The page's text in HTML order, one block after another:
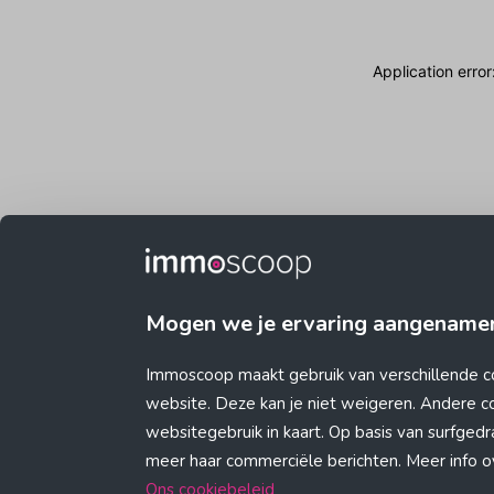
Mogen we je ervaring
Immoscoop maakt gebruik van verschillende
website. Deze kan je niet weigeren. Andere
websitegebruik in kaart. Op basis van
meer haar commerciële berichten. Meer info
Ons cookiebeleid
Application